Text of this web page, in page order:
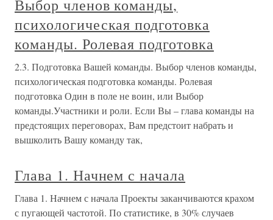
Выбор членов команды,
психологическая подготовка
команды. Ролевая подготовка
2.3. Подготовка Вашей команды. Выбор членов команды,
психологическая подготовка команды. Ролевая
подготовка Один в поле не воин, или Выбор
команды.Участники и роли. Если Вы – глава команды на
предстоящих переговорах, Вам предстоит набрать и
вышколить Вашу команду так,
Глава 1. Начнем с начала
Глава 1. Начнем с начала Проекты заканчиваются крахом
с пугающей частотой. По статистике, в 30% случаев